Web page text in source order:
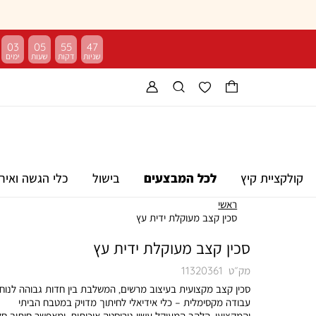
03 05 55 46
קולקציית קיץ לכל המבצעים בישול כלי הגשה
ראשי
סכין קצב מעוקלת ידית עץ
סכין קצב מעוקלת ידית עץ
מק״ט 11320361
סכין קצב מקצועית בעיצוב מרשים, המשלבת בין חדות גבוהה
עבודה מקסימלית – כלי אידיאלי לחיתוך מדויק במטבח הביתי